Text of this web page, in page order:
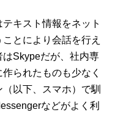
キスト情報をネット
とにより会話を行え
Skypeだが、社内専
られたものも少なく
以下、スマホ）で馴
などがよく利